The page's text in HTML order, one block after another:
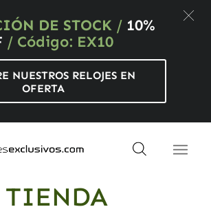
DE STOCK/ 10%
/ Código: EX10
NUESTROS RELOJES EN
OFERTA
TIENDA